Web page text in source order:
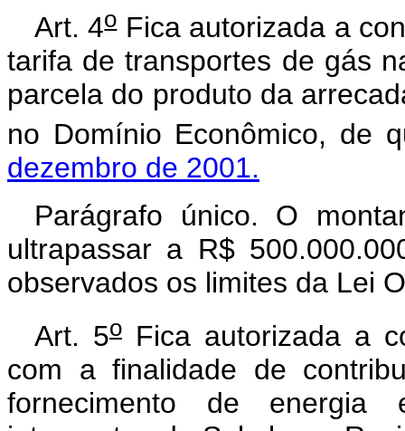
Art. 4oFica autorizada a
tarifa de transportes de gás
parcela do produto da
no Domínio Econômico, de
dezembro de 2001.
Parágrafo único. O
ultrapassar a R$
observados os limites da Lei
Art. 5o Fica autorizada a
com a finalidade de
fornecimento de energia